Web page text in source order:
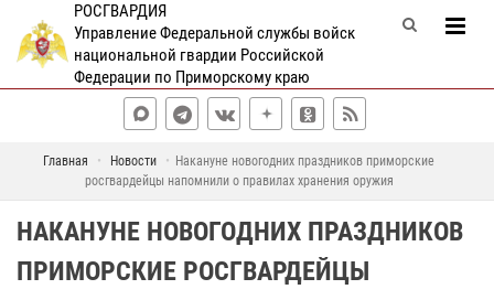
РОСГВАРДИЯ
Управление Федеральной службы войск
национальной гвардии Российской
Федерации по Приморскому краю
Главная Новости
Накануне новогодних праздников приморские
росгвардейцы напомнили о правилах хранения оружия
НАКАНУНЕ НОВОГОДНИХ ПРАЗДНИКОВ
ПРИМОРСКИЕ РОСГВАРДЕЙЦЫ